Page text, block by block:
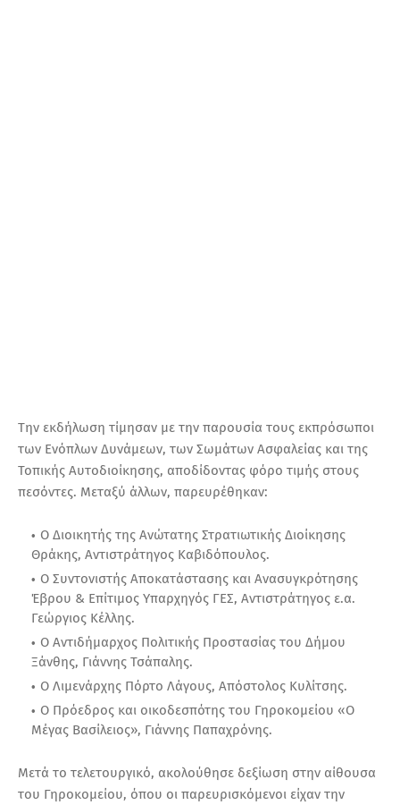
Την εκδήλωση τίμησαν με την παρουσία τους εκπρόσωποι
των Ενόπλων Δυνάμεων, των Σωμάτων Ασφαλείας και της
Τοπικής Αυτοδιοίκησης, αποδίδοντας φόρο τιμής στους
πεσόντες. Μεταξύ άλλων, παρευρέθηκαν:
Ο Διοικητής της Ανώτατης Στρατιωτικής Διοίκησης
Θράκης, Αντιστράτηγος Καβιδόπουλος.
Ο Συντονιστής Αποκατάστασης και Ανασυγκρότησης
Έβρου & Επίτιμος Υπαρχηγός ΓΕΣ, Αντιστράτηγος ε.α.
Γεώργιος Κέλλης.
Ο Αντιδήμαρχος Πολιτικής Προστασίας του Δήμου
Ξάνθης, Γιάννης Τσάπαλης.
Ο Λιμενάρχης Πόρτο Λάγους, Απόστολος Κυλίτσης.
Ο Πρόεδρος και οικοδεσπότης του Γηροκομείου «Ο
Μέγας Βασίλειος», Γιάννης Παπαχρόνης.
Μετά το τελετουργικό, ακολούθησε δεξίωση στην αίθουσα
του Γηροκομείου, όπου οι παρευρισκόμενοι είχαν την